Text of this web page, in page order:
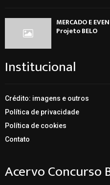
MERCADO E
Projeto BELO
Institucional
Crédito: imagens e outros
Política de privacidade
Política de cookies
Contato
Acervo Concurso